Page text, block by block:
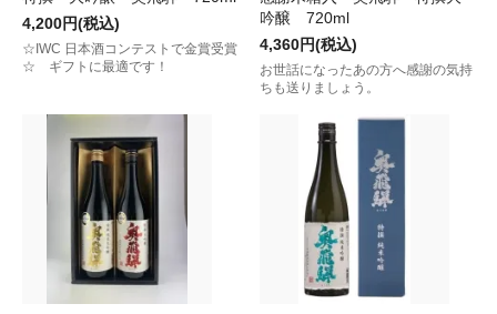
4,200円(税込)
☆IWC 日本酒コンテストで金賞受賞
☆ ギフトに最適です！
吟醸 720ml
4,360円(税込)
お世話になったあの方へ感謝の気持
ちも送りましょう。